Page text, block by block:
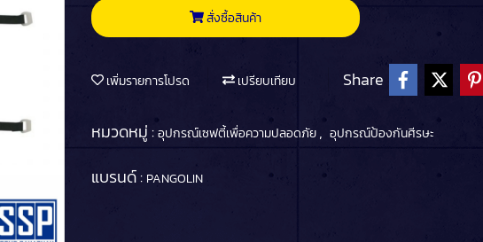
สั่งซื้อสินค้า
เพิ่มรายการโปรด เปรียบเทียบ Share
หมวดหมู่ :อุปกรณ์เซฟตี้เพื่อความปลอดภัย, อุปกรณ์ป้องกันศีรษะ
แบรนด์ : PANGOLIN